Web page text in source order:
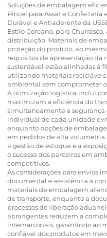
Soluções de embalagem
Pincel para Assar e Confeitaria
Durável e Antiaderente da
Estilo Coreano, para
distribuição. Materiais de
proteção do produto, ao
requisitos de apresentação da
sustentável estão alinhadas à
utilizando materiais
ambiental sem comprometer
A otimização logística inclui
maximizam a eficiência do
simultaneamente a segurança
individual de cada unidade
enquanto opções de
em pedidos de alta
a gestão de estoque e a
o sucesso dos parceiros em
competitivos.
As considerações para envios
documental e assistência à
materiais de embalagem
de transporte, enquanto a
processos de liberação
abrangentes reduzem a
internacionais, garantindo ao
confiável dos produtos em